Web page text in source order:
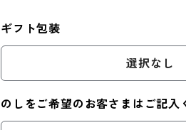
ギフト包装
選択なし
のしをご希望のお客さまはご記入